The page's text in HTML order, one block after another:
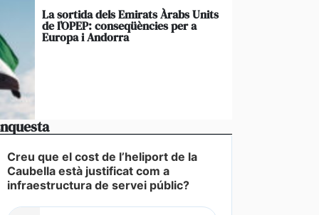
La sortida dels Emirats Àrabs Units
de l’OPEP: conseqüències per a
Europa i Andorra
Creu que el cost de l’heliport de la
Caubella està justificat com a
infraestructura de servei públic?